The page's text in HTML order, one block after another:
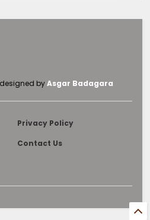
byAsgar Badagara
Privacy Policy
Contact Us